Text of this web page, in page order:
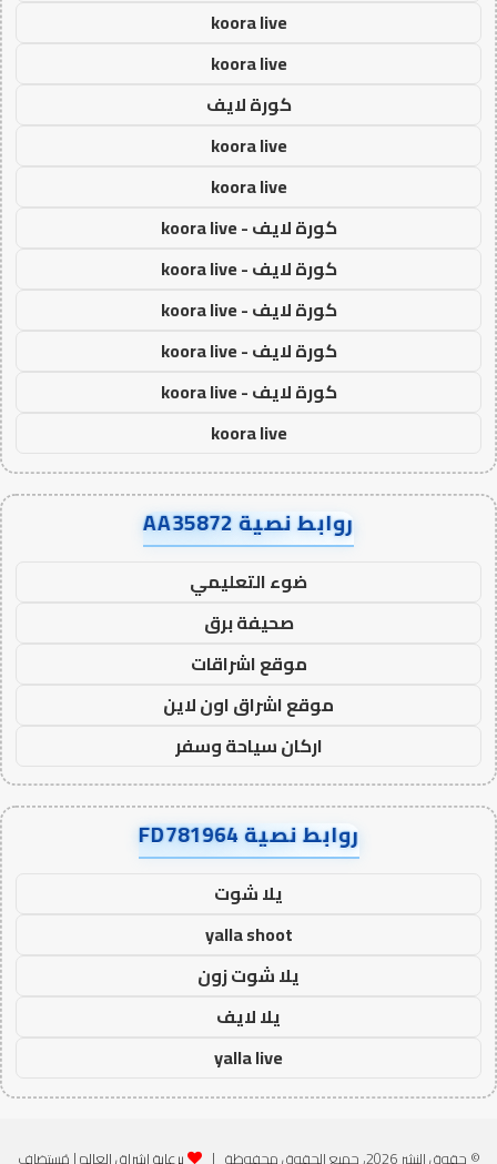
koora live
koora live
كورة لايف
koora live
koora live
كورة لايف - koora live
كورة لايف - koora live
كورة لايف - koora live
كورة لايف - koora live
كورة لايف - koora live
koora live
روابط نصية AA35872
ضوء التعليمي
صحيفة برق
موقع اشراقات
موقع اشراق اون لاين
اركان سياحة وسفر
روابط نصية FD781964
يلا شوت
yalla shoot
يلا شوت زون
يلا لايف
yalla live
© حقوق النشر 2026، جميع الحقوق محفوظة | برعاية اشراق العالم| مُستضاف